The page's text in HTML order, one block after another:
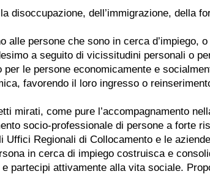
disoccupazione, dell’immigrazione, della
persone che sono in cerca d’impiego,
a seguito di vicissitudini personali o
le persone economicamente e
favorendo il loro ingresso o
mirati, come pure l’accompagnamento
socio-professionale di persone a forte
Regionali di Collocamento e le
in cerca di impiego costruisca e
partecipi attivamente alla vita sociale.